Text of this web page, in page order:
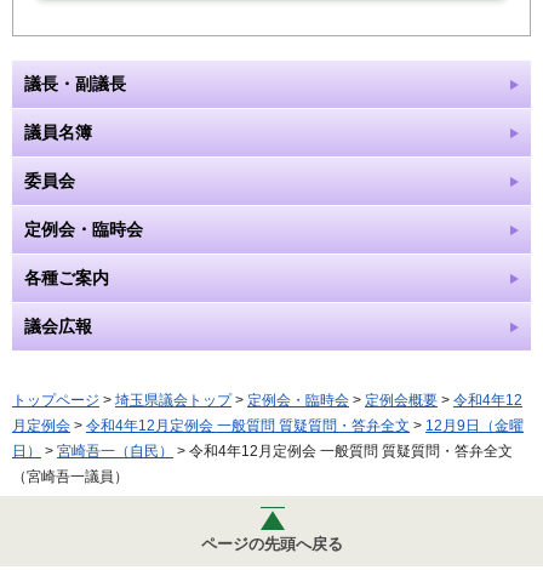
議長・副議長
議員名簿
委員会
定例会・臨時会
各種ご案内
議会広報
トップページ > 埼玉県議会トップ> 定例会・臨時会 > 定例会概要 > 令和4年12
月定例会 > 令和4年12月定例会 一般質問 質疑質問・答弁全文 > 12月9日（金曜
日）
> 宮崎吾一（自民）
> 令和4年12月定例会 一般質問 質疑質問・答弁全文
（宮崎吾一議員）
ページの先頭へ戻る